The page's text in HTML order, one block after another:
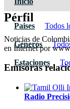
Paises Todos
Géneros
Estaciones
Pérfil
Noticias de
en Internet por
Emisoras
Radio